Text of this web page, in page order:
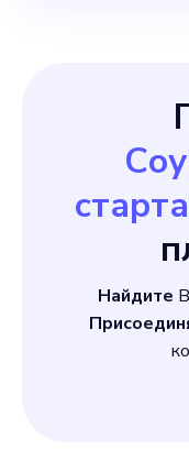
Найдите